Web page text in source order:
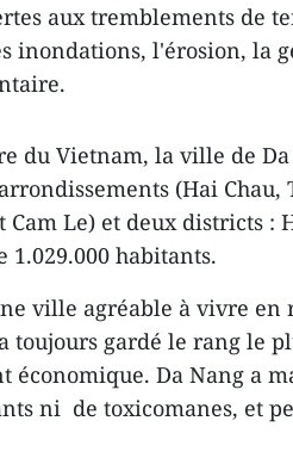
aux tremblements de
inondations, l'érosion, la
du Vietnam, la ville de
(Hai
Cam Le) et deux districts :
1.029.000 habitants.
ville agréable à vivre en
toujours gardé le rang le
économique. Da Nang a
ni de toxicomanes, et